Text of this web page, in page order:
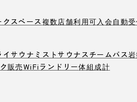
クスペース複数店舗利用可入会自動
イサウナ ミストサウナ スチームバス
販売WiFi ランドリー体組成計